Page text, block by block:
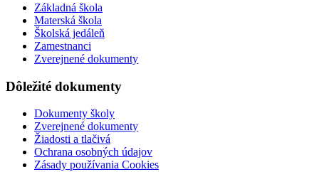
Základná škola
Materská škola
Školská jedáleň
Zamestnanci
Zverejnené dokumenty
Dôležité dokumenty
Dokumenty školy
Zverejnené dokumenty
Žiadosti a tlačivá
Ochrana osobných údajov
Zásady používania Cookies